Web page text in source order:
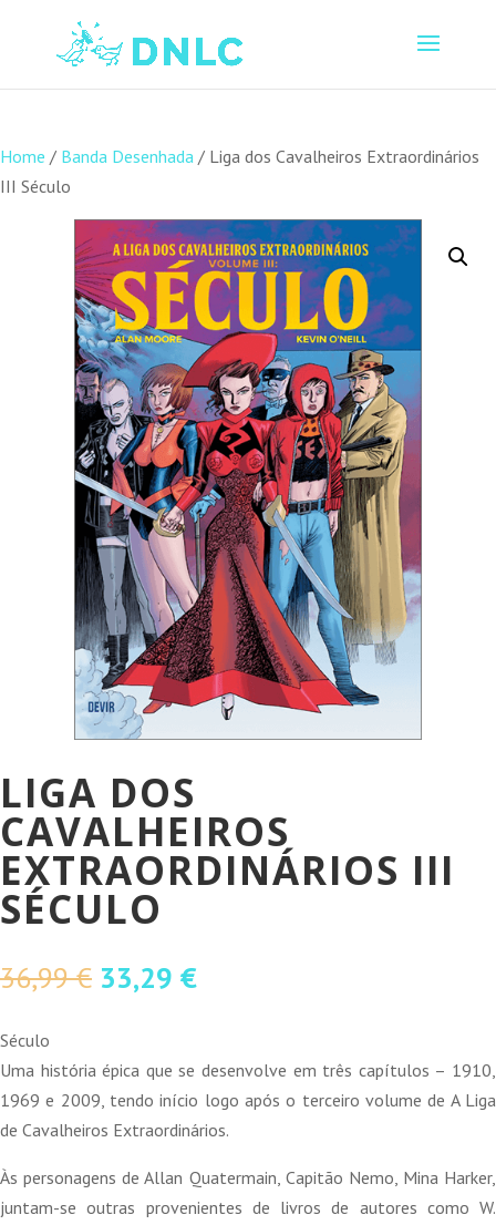
Home / Banda Desenhada / Liga dos Cavalheiros Extraordinários
III Século
LIGA DOS
CAVALHEIROS
EXTRAORDINÁRIOS III
SÉCULO
36,99€ O
era:
36,99 €.
33,29 €O
é:
33,29 €.
Século
Uma história épica que se desenvolve em três capítulos – 1910,
1969 e 2009, tendo início logo após o terceiro volume de A Liga
de Cavalheiros Extraordinários.
Às personagens de Allan Quatermain, Capitão Nemo, Mina Harker,
juntam-se outras provenientes de livros de autores como W.